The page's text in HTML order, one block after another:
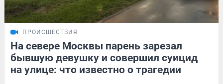
ПРОИСШЕСТВИЯ
На севере Москвы парень зарезал
бывшую девушку и совершил суицид
на улице: что известно о трагедии